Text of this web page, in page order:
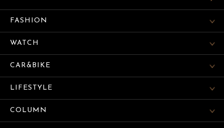
FASHION
WATCH
CAR&BIKE
LIFESTYLE
COLUMN